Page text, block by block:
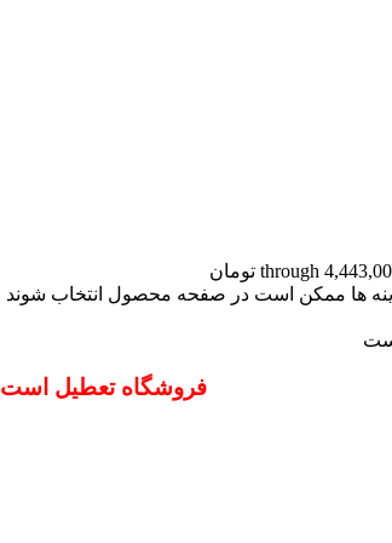
ها ممکن است در صفحه محصول انتخاب شوند
فروشگاه تعطیل است